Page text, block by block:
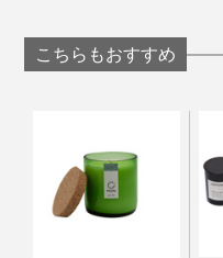
伐りたてのモミの木
バーが調和した心地よ
ウォームウッズ
ライター」｜iroda
こちらもおすすめ